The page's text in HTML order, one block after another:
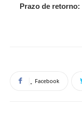
Prazo de retorno:
Facebook